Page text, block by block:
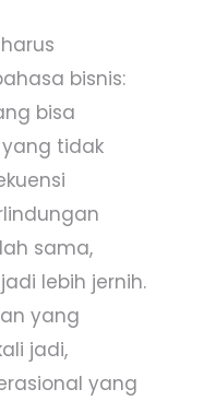
bisnis:
bisa
tidak
sama,
lebih jernih.
yang
jadi,
yang